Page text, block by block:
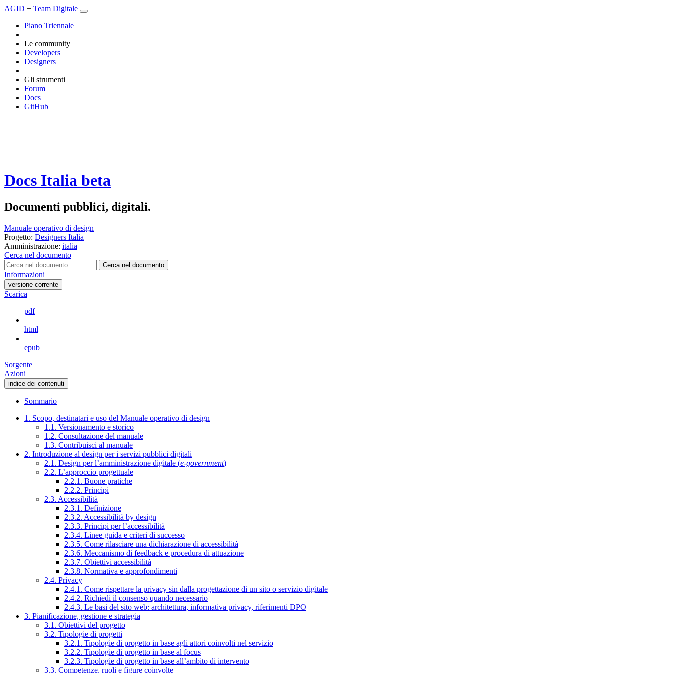
AGID + Team Digitale
Piano Triennale
Le community
Developers
Designers
Gli strumenti
Forum
Docs
GitHub
Docs Italia beta
Documenti pubblici, digitali.
Manuale operativo di design
Progetto: Designers Italia
Amministrazione: italia
Cerca nel documento
Cerca nel documento
Informazioni
versione-corrente
Scarica
pdf
html
epub
Sorgente
Azioni
indice dei contenuti
Sommario
1. Scopo, destinatari e uso del Manuale operativo di design
1.1. Versionamento e storico
1.2. Consultazione del manuale
1.3. Contribuisci al manuale
2. Introduzione al design per i servizi pubblici digitali
2.1. Design per l’amministrazione digitale (e-government)
2.2. L’approccio progettuale
2.2.1. Buone pratiche
2.2.2. Principi
2.3. Accessibilità
2.3.1. Definizione
2.3.2. Accessibilità by design
2.3.3. Principi per l’accessibilità
2.3.4. Linee guida e criteri di successo
2.3.5. Come rilasciare una dichiarazione di accessibilità
2.3.6. Meccanismo di feedback e procedura di attuazione
2.3.7. Obiettivi accessibilità
2.3.8. Normativa e approfondimenti
2.4. Privacy
2.4.1. Come rispettare la privacy sin dalla progettazione di un sito o servizio digitale
2.4.2. Richiedi il consenso quando necessario
2.4.3. Le basi del sito web: architettura, informativa privacy, riferimenti DPO
3. Pianificazione, gestione e strategia
3.1. Obiettivi del progetto
3.2. Tipologie di progetti
3.2.1. Tipologie di progetto in base agli attori coinvolti nel servizio
3.2.2. Tipologie di progetto in base al focus
3.2.3. Tipologie di progetto in base all’ambito di intervento
3.3. Competenze, ruoli e figure coinvolte